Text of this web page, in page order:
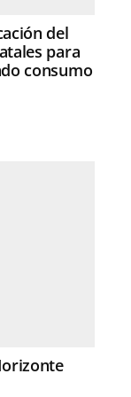
del
para
consumo